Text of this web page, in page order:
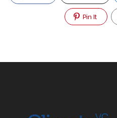
Pin It